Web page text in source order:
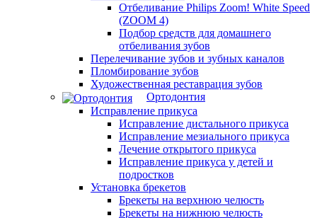
Отбеливание Philips Zoom! White Speed
(ZOOM 4)
Подбор средств для домашнего
отбеливания зубов
Перелечивание зубов и зубных каналов
Пломбирование зубов
Художественная реставрация зубов
Ортодонтия
Исправление прикуса
Исправление дистального прикуса
Исправление мезиального прикуса
Лечение открытого прикуса
Исправление прикуса у детей и
подростков
Установка брекетов
Брекеты на верхнюю челюсть
Брекеты на нижнюю челюсть